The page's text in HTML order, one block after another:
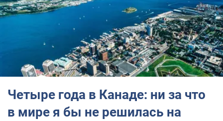
Четыре года в Канаде: ни за что
в мире я бы не решилась на